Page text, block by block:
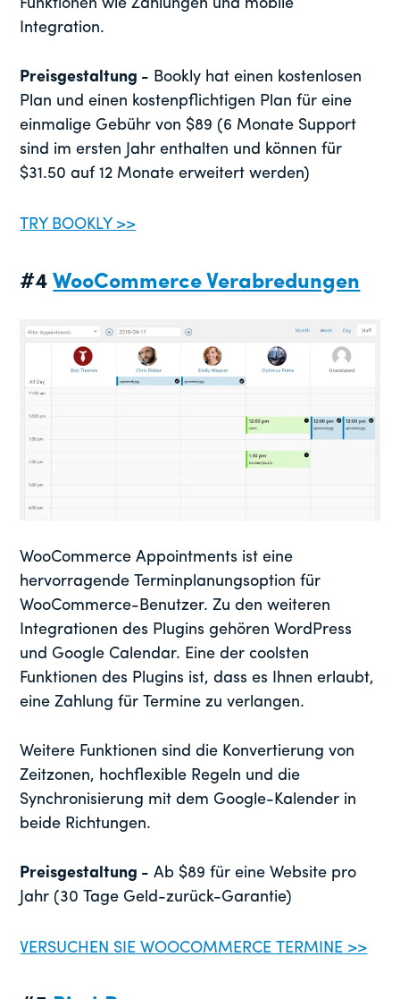
Funktionen wie Zahlungen und mobile
Integration.
Preisgestaltung - Bookly hat einen kostenlosen
Plan und einen kostenpflichtigen Plan für eine
einmalige Gebühr von $89 (6 Monate Support
sind im ersten Jahr enthalten und können für
$31.50 auf 12 Monate erweitert werden)
TRY BOOKLY >>
#4 WooCommerce Verabredungen
WooCommerce Appointments ist eine
hervorragende Terminplanungsoption für
WooCommerce-Benutzer. Zu den weiteren
Integrationen des Plugins gehören WordPress
und Google Calendar. Eine der coolsten
Funktionen des Plugins ist, dass es Ihnen erlaubt,
eine Zahlung für Termine zu verlangen.
Weitere Funktionen sind die Konvertierung von
Zeitzonen, hochflexible Regeln und die
Synchronisierung mit dem Google-Kalender in
beide Richtungen.
Preisgestaltung - Ab $89 für eine Website pro
Jahr (30 Tage Geld-zurück-Garantie)
VERSUCHEN SIE WOOCOMMERCE TERMINE >>